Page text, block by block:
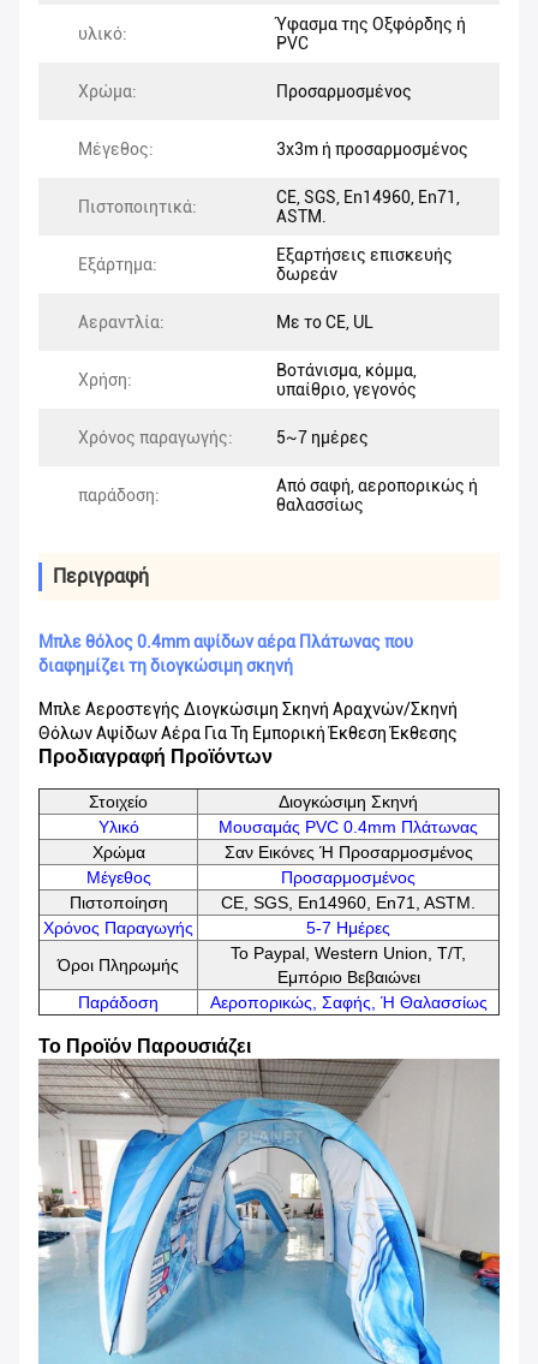
υλικό:
Ύφασμα της Οξφόρδης ή
PVC
Χρώμα: Προσαρμοσμένος
Μέγεθος: 3x3m ή προσαρμοσμένος
Πιστοποιητικά:
CE, SGS, En14960, En71,
ASTM.
Εξάρτημα:
Εξαρτήσεις επισκευής
δωρεάν
Αεραντλία: Με το CE, UL
Χρήση:
Βοτάνισμα, κόμμα,
υπαίθριο, γεγονός
Χρόνος παραγωγής: 5~7 ημέρες
παράδοση:
Από σαφή, αεροπορικώς ή
θαλασσίως
Περιγραφή
Μπλε θόλος 0.4mm αψίδων αέρα Πλάτωνας που
διαφημίζει τη διογκώσιμη σκηνή
Μπλε Αεροστεγής Διογκώσιμη Σκηνή Αραχνών/σκηνή
Θόλων Αψίδων Αέρα Για Τη Εμπορική Έκθεση Έκθεσης
Προδιαγραφή Προϊόντων
Στοιχείο
Διογκώσιμη Σκηνή
Υλικό
Μουσαμάς PVC 0.4mm Πλάτωνας
Χρώμα
Σαν Εικόνες Ή Προσαρμοσμένος
Μέγεθος
Προσαρμοσμένος
Πιστοποίηση
CE, SGS, En14960, En71, ASTM.
Χρόνος Παραγωγής
5-7 Ημέρες
Όροι Πληρωμής
Το Paypal, Western Union, T/T,
Εμπόριο Βεβαιώνει
Παράδοση
Αεροπορικώς, Σαφής, Ή Θαλασσίως
Το Προϊόν Παρουσιάζει